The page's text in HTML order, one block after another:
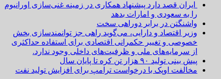
ایران قصد دارد پیشنهاد همکاری در زمینه غنی‌سازی اورانیوم
را به سعودی و امارات بدهد
واشنگتن در برابر دوراهی سخت
وزیر اقتصاد و دارایی، می‌گوید راهی جز توانمندسازی بخش
خصوصی و تغییر حکمرانی اقتصادی برای استفاده حداکثری
از سرمایه‌های ملی و ظرفیت‌های داخلی وجود ندارد.
پیش بینی تولید ۹۰ هزار تن کره تا پایان سال
مخالفت اوپک با درخواست ترامپ برای افزایش تولید نفت